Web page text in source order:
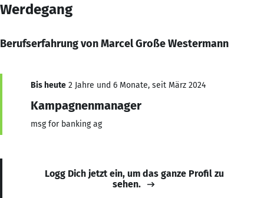
Werdegang
Berufserfahrung von Marcel Große Westermann
Bis heute 2 Jahre und 6 Monate, seit März 2024
Kampagnenmanager
msg for banking ag
Logg Dich jetzt ein, um das ganze Profil zu
sehen.